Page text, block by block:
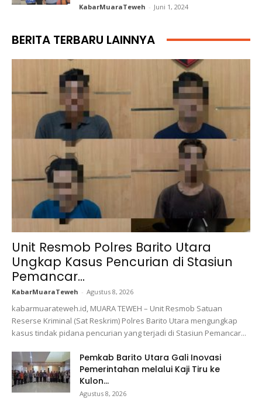
KabarMuaraTeweh - Juni 1, 2024
BERITA TERBARU LAINNYA
Unit Resmob Polres Barito Utara
Ungkap Kasus Pencurian di Stasiun
Pemancar...
KabarMuaraTeweh - Agustus 8, 2026
kabarmuarateweh.id, MUARA TEWEH – Unit Resmob Satuan
Reserse Kriminal (Sat Reskrim) Polres Barito Utara mengungkap
kasus tindak pidana pencurian yang terjadi di Stasiun Pemancar...
Pemkab Barito Utara Gali Inovasi
Pemerintahan melalui Kaji Tiru ke
Kulon...
Agustus 8, 2026